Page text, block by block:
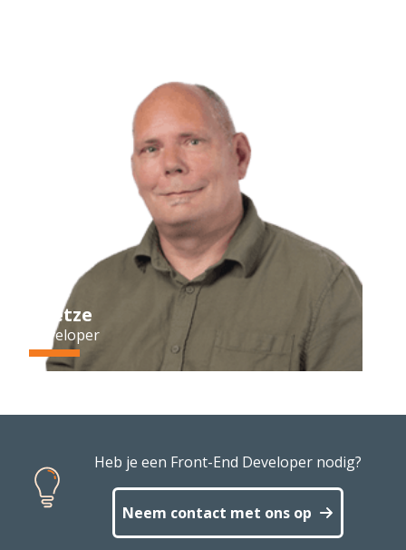
Wietze
Developer
Heb je een Front-End Developer nodig?
Neem contact met ons op